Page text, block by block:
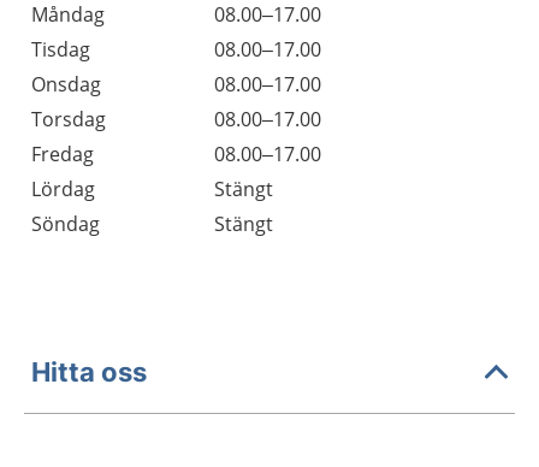
Dag
Öppettider
Kommentarer
Måndag
08.00–17.00
Tisdag
08.00–17.00
Onsdag
08.00–17.00
Torsdag
08.00–17.00
Fredag
08.00–17.00
Lördag
Stängt
Söndag
Stängt
Hitta oss